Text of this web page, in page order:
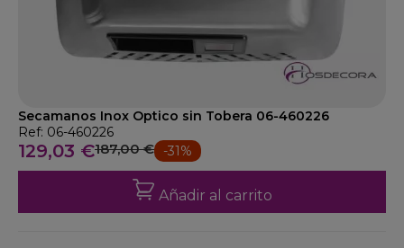
Secamanos Inox Optico sin Tobera 06-460226
Ref: 06-460226
129,03 €187,00 € -31%
Añadir al carrito